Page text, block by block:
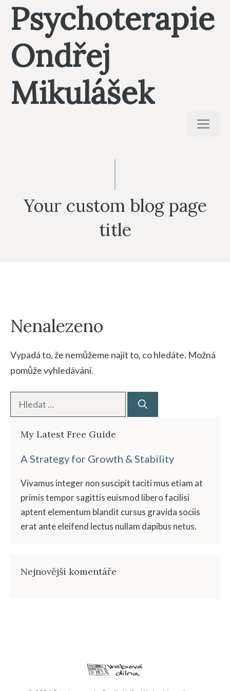
Přeskočit
Psychoterapie
Ondřej
Mikulášek
Your custom blog page
title
Nenalezeno
Vypadá to, že nemůžeme najít to, co hledáte. Možná
pomůže vyhledávání.
Hledat:
My Latest Free Guide
A Strategy for Growth & Stability
Vivamus integer non suscipit taciti mus etiam at
primis tempor sagittis euismod libero facilisi
aptent elementum blandit cursus gravida sociis
erat ante eleifend lectus nullam dapibus netus.
Nejnovější komentáře